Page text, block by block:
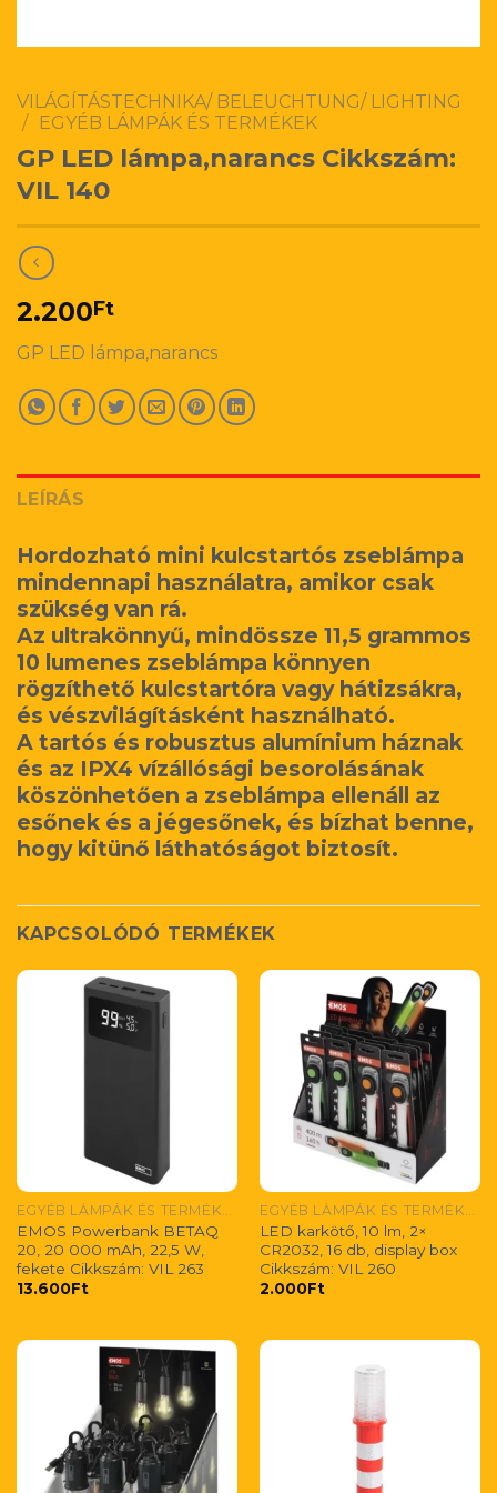
VILÁGÍTÁSTECHNIKA/ BELEUCHTUNG/ LIGHTING
/
EGYÉB LÁMPÁK ÉS TERMÉKEK
GP LED lámpa,narancs Cikkszám:
VIL 140
2.200Ft
GP LED lámpa,narancs
LEÍRÁS
Hordozható mini kulcstartós zseblámpa
mindennapi használatra, amikor csak
szükség van rá.
Az ultrakönnyű, mindössze 11,5 grammos
10 lumenes zseblámpa könnyen
rögzíthető kulcstartóra vagy hátizsákra,
és vészvilágításként használható.
A tartós és robusztus alumínium háznak
és az IPX4 vízállósági besorolásának
köszönhetően a zseblámpa ellenáll az
esőnek és a jégesőnek, és bízhat benne,
hogy kitünő láthatóságot biztosít.
KAPCSOLÓDÓ TERMÉKEK
EGYÉB LÁMPÁK ÉS TERMÉKEK
EMOS Powerbank BETAQ
20, 20 000 mAh, 22,5 W,
fekete Cikkszám: VIL 263
13.600Ft
EGYÉB LÁMPÁK ÉS TERMÉKEK
LED karkötő, 10 lm, 2×
CR2032, 16 db, display box
Cikkszám: VIL 260
2.000Ft